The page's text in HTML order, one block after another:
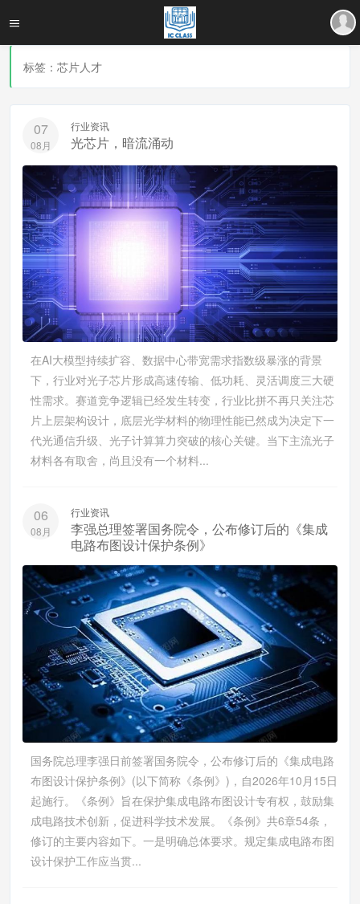
标签：芯片人才
07
08月
行业资讯
光芯片，暗流涌动
在AI大模型持续扩容、数据中心带宽需求指数级暴涨的背景
下，行业对光子芯片形成高速传输、低功耗、灵活调度三大硬
性需求。赛道竞争逻辑已经发生转变，行业比拼不再只关注芯
片上层架构设计，底层光学材料的物理性能已然成为决定下一
代光通信升级、光子计算算力突破的核心关键。当下主流光子
材料各有取舍，尚且没有一个材料...
06
08月
行业资讯
李强总理签署国务院令，公布修订后的《集成
电路布图设计保护条例》
国务院总理李强日前签署国务院令，公布修订后的《集成电路
布图设计保护条例》(以下简称《条例》)，自2026年10月15日
起施行。《条例》旨在保护集成电路布图设计专有权，鼓励集
成电路技术创新，促进科学技术发展。《条例》共6章54条，
修订的主要内容如下。一是明确总体要求。规定集成电路布图
设计保护工作应当贯...